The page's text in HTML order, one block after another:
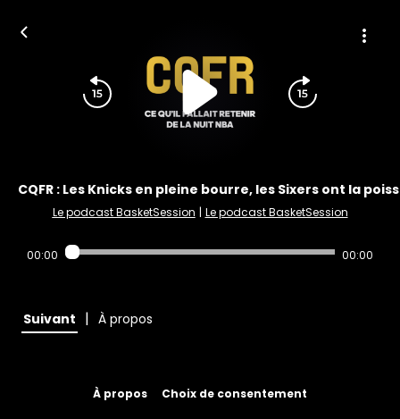
CQFR : Les Knicks en pleine bourre, les Sixers ont la
Le podcast BasketSession | Le podcast BasketSession
00:00 00:00
Suivant | À propos
À propos Choix de consentement